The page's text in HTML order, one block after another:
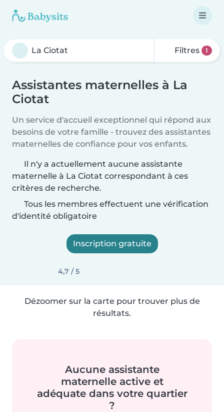
Filtres 1
Assistantes maternelles à La
Ciotat
Un service d'accueil exceptionnel qui répond aux
besoins de votre famille - trouvez des assistantes
maternelles de confiance pour vos enfants.
Il n'y a actuellement aucune assistante
maternelle à La Ciotat correspondant à ces
critères de recherche.
Tous les membres effectuent une vérification
d'identité obligatoire
Inscription gratuite
4,7 / 5
Dézoomer sur la carte pour trouver plus de
résultats.
Aucune assistante
maternelle active et
adéquate dans votre quartier
?